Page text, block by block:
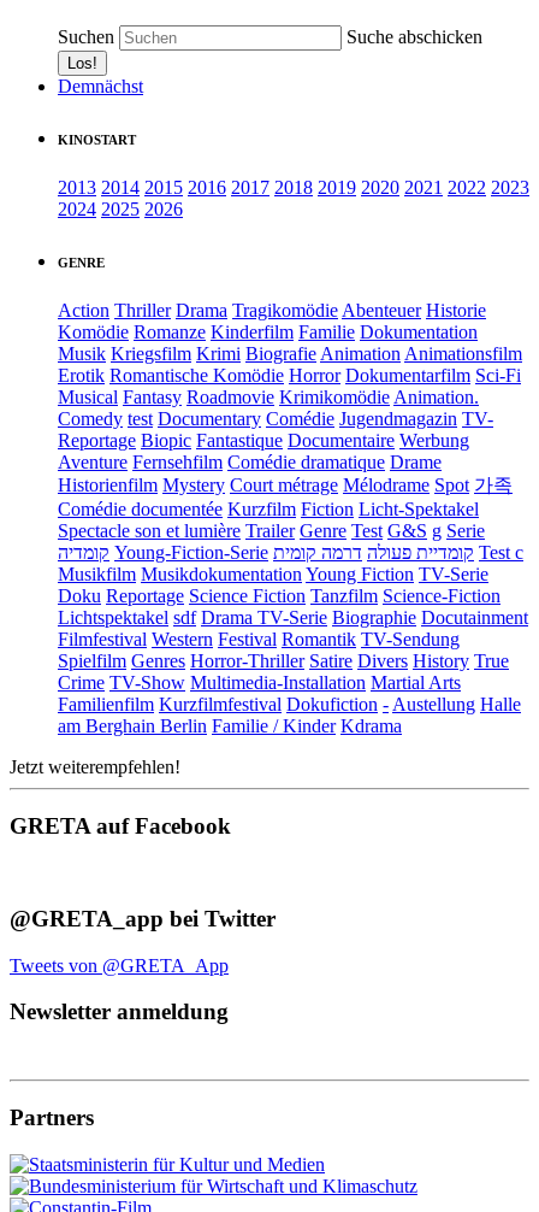
Suchen Suche abschicken
Demnächst
KINOSTART
2013 2014 2015 2016 2017 2018 2019 2020 2021 2022 2023
2024 2025 2026
GENRE
Action Thriller Drama Tragikomödie Abenteuer Historie
Komödie Romanze Kinderfilm Familie Dokumentation
Musik Kriegsfilm Krimi Biografie Animation Animationsfilm
Erotik Romantische Komödie Horror Dokumentarfilm Sci-Fi
Musical Fantasy Roadmovie Krimikomödie Animation.
Comedy test Documentary Comédie Jugendmagazin TV-
Reportage Biopic Fantastique Documentaire Werbung
Aventure Fernsehfilm Comédie dramatique Drame
Historienfilm Mystery Court métrage Mélodrame Spot 가족
Comédie documentée Kurzfilm Fiction Licht-Spektakel
Spectacle son et lumière Trailer Genre Test G&S g Serie
קומדיה Young-Fiction-Serie קומדיית פעולה דרמה קומית
Test c
Musikfilm Musikdokumentation Young Fiction TV-Serie
Doku Reportage Science Fiction Tanzfilm Science-Fiction
Lichtspektakel sdf Drama TV-Serie Biographie Docutainment
Filmfestival Western Festival Romantik TV-Sendung
Spielfilm Genres Horror-Thriller Satire Divers History True
Crime TV-Show Multimedia-Installation Martial Arts
Familienfilm Kurzfilmfestival Dokufiction - Austellung Halle
am Berghain Berlin Familie / Kinder Kdrama
Jetzt weiterempfehlen!
GRETA auf Facebook
@GRETA_app bei Twitter
Tweets von @GRETA_App
Newsletter anmeldung
Partners